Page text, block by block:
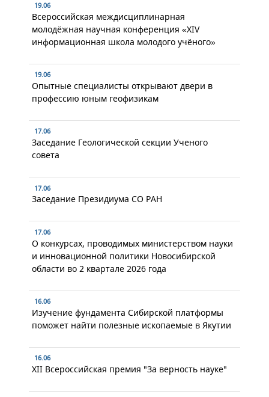
19.06
Всероссийская междисциплинарная
молодёжная научная конференция «XIV
информационная школа молодого учёного»
19.06
Опытные специалисты открывают двери в
профессию юным геофизикам
17.06
Заседание Геологической секции Ученого
совета
17.06
Заседание Президиума СО РАН
17.06
О конкурсах, проводимых министерством науки
и инновационной политики Новосибирской
области во 2 квартале 2026 года
16.06
Изучение фундамента Сибирской платформы
поможет найти полезные ископаемые в Якутии
16.06
XII Всероссийская премия "За верность науке"